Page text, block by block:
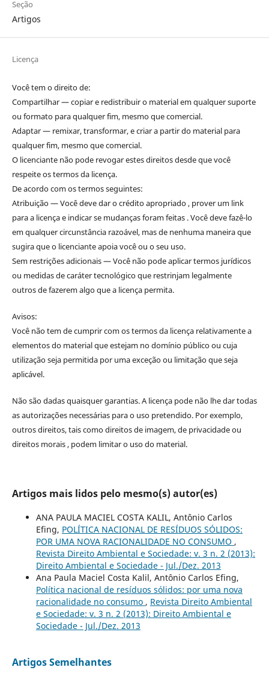
Seção
Artigos
Licença
Você tem o direito de:
Compartilhar — copiar e redistribuir o material em qualquer suporte
ou formato para qualquer fim, mesmo que comercial.
Adaptar — remixar, transformar, e criar a partir do material para
qualquer fim, mesmo que comercial.
O licenciante não pode revogar estes direitos desde que você
respeite os termos da licença.
De acordo com os termos seguintes:
Atribuição — Você deve dar o crédito apropriado , prover um link
para a licença e indicar se mudanças foram feitas . Você deve fazê-lo
em qualquer circunstância razoável, mas de nenhuma maneira que
sugira que o licenciante apoia você ou o seu uso.
Sem restrições adicionais — Você não pode aplicar termos jurídicos
ou medidas de caráter tecnológico que restrinjam legalmente
outros de fazerem algo que a licença permita.
Avisos:
Você não tem de cumprir com os termos da licença relativamente a
elementos do material que estejam no domínio público ou cuja
utilização seja permitida por uma exceção ou limitação que seja
aplicável.
Não são dadas quaisquer garantias. A licença pode não lhe dar todas
as autorizações necessárias para o uso pretendido. Por exemplo,
outros direitos, tais como direitos de imagem, de privacidade ou
direitos morais , podem limitar o uso do material.
Artigos mais lidos pelo mesmo(s) autor(es)
ANA PAULA MACIEL COSTA KALIL, Antônio Carlos
Efing, POLÍTICA NACIONAL DE RESÍDUOS SÓLIDOS:
POR UMA NOVA RACIONALIDADE NO CONSUMO ,
Revista Direito Ambiental e Sociedade: v. 3 n. 2 (2013):
Direito Ambiental e Sociedade - Jul./Dez. 2013
Ana Paula Maciel Costa Kalil, Antônio Carlos Efing,
Política nacional de resíduos sólidos: por uma nova
racionalidade no consumo , Revista Direito Ambiental
e Sociedade: v. 3 n. 2 (2013): Direito Ambiental e
Sociedade - Jul./Dez. 2013
Artigos Semelhantes